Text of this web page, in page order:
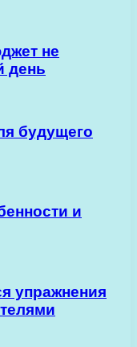
не
день
будущего
и
упражнения